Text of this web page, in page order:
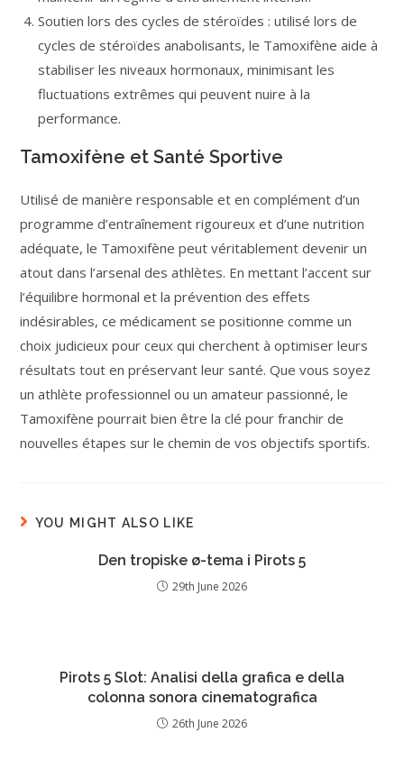
Soutien lors des cycles de stéroïdes : utilisé lors de
cycles de stéroïdes anabolisants, le Tamoxifène aide à
stabiliser les niveaux hormonaux, minimisant les
fluctuations extrêmes qui peuvent nuire à la
performance.
Tamoxifène et Santé Sportive
Utilisé de manière responsable et en complément d’un
programme d’entraînement rigoureux et d’une nutrition
adéquate, le Tamoxifène peut véritablement devenir un
atout dans l’arsenal des athlètes. En mettant l’accent sur
l’équilibre hormonal et la prévention des effets
indésirables, ce médicament se positionne comme un
choix judicieux pour ceux qui cherchent à optimiser leurs
résultats tout en préservant leur santé. Que vous soyez
un athlète professionnel ou un amateur passionné, le
Tamoxifène pourrait bien être la clé pour franchir de
nouvelles étapes sur le chemin de vos objectifs sportifs.
YOU MIGHT ALSO LIKE
Den tropiske ø-tema i Pirots 5
29th June 2026
Pirots 5 Slot: Analisi della grafica e della
colonna sonora cinematografica
26th June 2026